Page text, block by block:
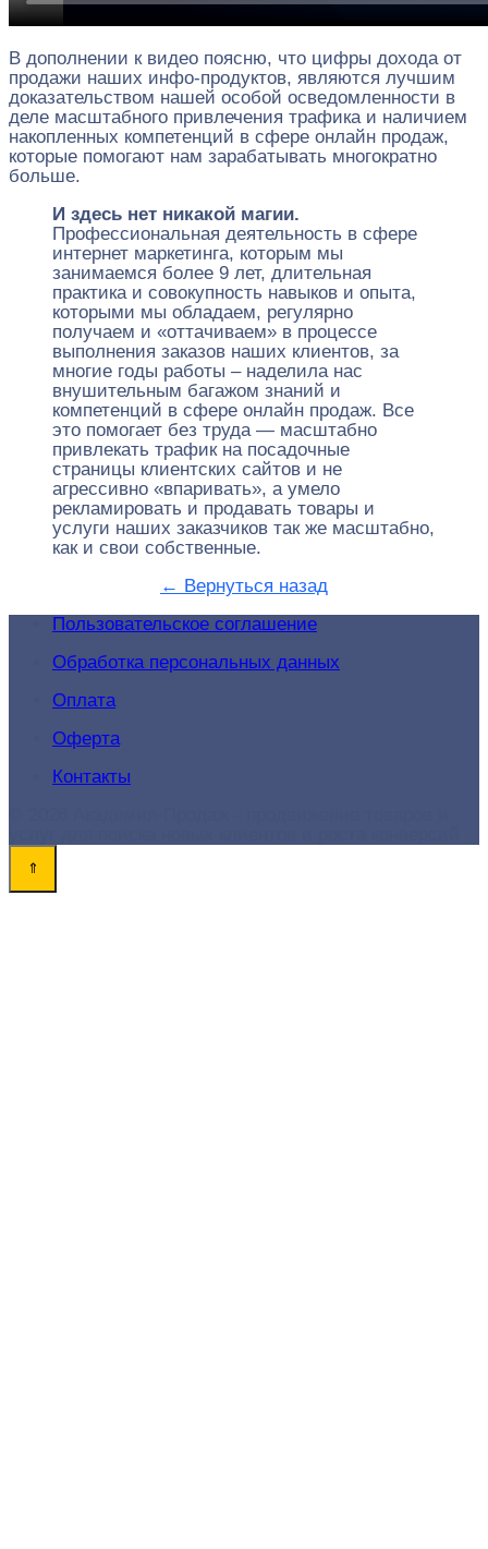
В дополнении к видео поясню, что цифры дохода от
продажи наших инфо-продуктов, являются лучшим
доказательством нашей особой осведомленности в
деле масштабного привлечения трафика и наличием
накопленных компетенций в сфере онлайн продаж,
которые помогают нам зарабатывать многократно
больше.
И здесь нет никакой магии.
Профессиональная деятельность в сфере
интернет маркетинга, которым мы
занимаемся более 9 лет, длительная
практика и совокупность навыков и опыта,
которыми мы обладаем, регулярно
получаем и «оттачиваем» в процессе
выполнения заказов наших клиентов, за
многие годы работы – наделила нас
внушительным багажом знаний и
компетенций в сфере онлайн продаж. Все
это помогает без труда — масштабно
привлекать трафик на посадочные
страницы клиентских сайтов и не
агрессивно «впаривать», а умело
рекламировать и продавать товары и
услуги наших заказчиков так же масштабно,
как и свои собственные.
← Вернуться назад
Пользовательское соглашение
Обработка персональных данных
Оплата
Оферта
Контакты